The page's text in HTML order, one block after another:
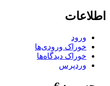
اطلاعات
ورود
خوراک ورودی‌ها
خوراک دیدگاه‌ها
وردپرس